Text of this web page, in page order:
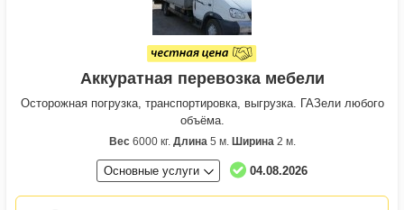
Аккуратная перевозка мебели
Осторожная погрузка, транспортировка, выгрузка. ГАЗели любого
объёма.
Вес6000 кг. Длина5 м. Ширина2 м.
Основные услуги 04.08.2026